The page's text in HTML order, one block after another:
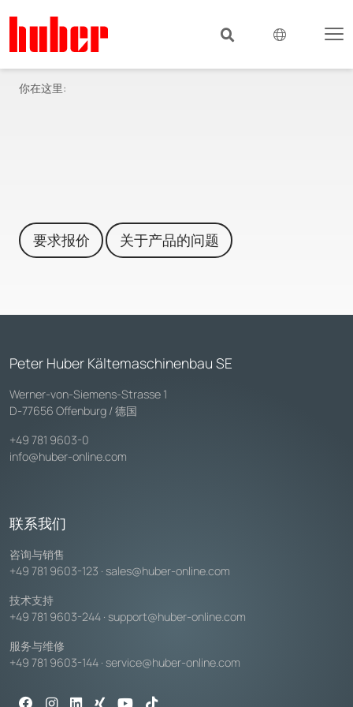
你在这里:
要求报价 关于产品的问题
Peter Huber Kältemaschinenbau SE
Werner-von-Siemens-Strasse 1
D-77656 Offenburg / 德国
+49 781 9603-0
info@huber-online.com
联系我们
咨询与销售
+49 781 9603-123 · sales@huber-online.com
技术支持
+49 781 9603-244 · support@huber-online.com
服务与维修
+49 781 9603-144 · service@huber-online.com